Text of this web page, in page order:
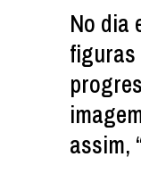
No dia
figuras
assim,